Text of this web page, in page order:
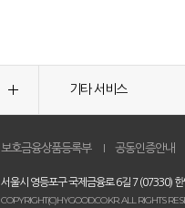
기타 서비스
보호금융상품등록부 공동인증안내
서울시 영등포구 국제금융로 6길 7 (07330)
COPYRIGHT(C)HYGOOD.CO.KR. ALL RIGHTS